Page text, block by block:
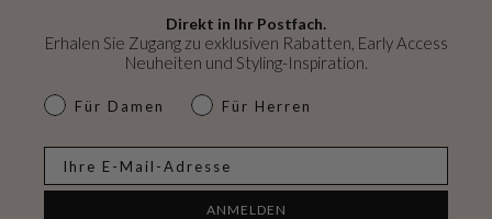
Direkt in Ihr Postfach.
Erhalen Sie Zugang zu exklusiven Rabatten, Early Access
Neuheiten und Styling-Inspiration.
dames & heren
Für Damen Für Herren
ANMELDEN